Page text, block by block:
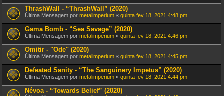
ThrashWall - “ThrashWall” (2020)
Última Mensagem por metalimperium « quinta fev 18, 2021 4:48 pm
Gama Bomb - “Sea Savage” (2020)
Última Mensagem por metalimperium « quinta fev 18, 2021 4:46 pm
Omitir - "Ode" (2020)
Última Mensagem por metalimperium « quinta fev 18, 2021 4:45 pm
Defeated Sanity - “The Sanguinery Impetus” (2020)
Última Mensagem por metalimperium « quinta fev 18, 2021 4:44 pm
Névoa - “Towards Belief” (2020)